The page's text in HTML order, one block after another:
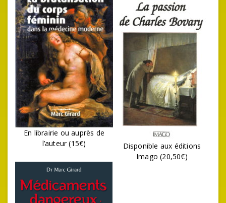
En librairie ou auprès de
l’auteur (15€)
Disponible aux éditions
Imago (20,50€)